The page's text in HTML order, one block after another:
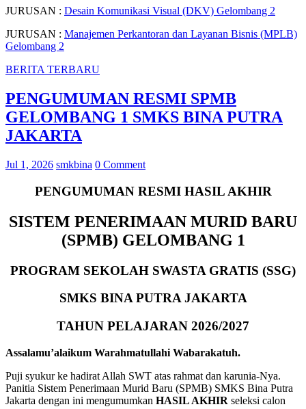
JURUSAN : Desain Komunikasi Visual (DKV) Gelombang 2
JURUSAN : Manajemen Perkantoran dan Layanan Bisnis (MPLB)
Gelombang 2
BERITA TERBARU
PENGUMUMAN RESMI SPMB
GELOMBANG 1 SMKS BINA PUTRA
JAKARTA
Jul 1, 2026 smkbina 0 Comment
PENGUMUMAN RESMI HASIL AKHIR
SISTEM PENERIMAAN MURID BARU
(SPMB) GELOMBANG 1
PROGRAM SEKOLAH SWASTA GRATIS (SSG)
SMKS BINA PUTRA JAKARTA
TAHUN PELAJARAN 2026/2027
Assalamu’alaikum Warahmatullahi Wabarakatuh.
Puji syukur ke hadirat Allah SWT atas rahmat dan karunia-Nya.
Panitia Sistem Penerimaan Murid Baru (SPMB) SMKS Bina Putra
Jakarta dengan ini mengumumkan HASIL AKHIR seleksi calon